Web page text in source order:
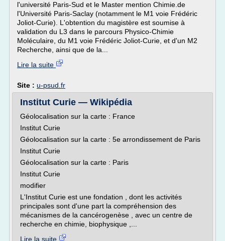
l'université Paris-Sud et le Master mention Chimie.de
l'Université Paris-Saclay (notamment le M1 voie Frédéric
Joliot-Curie). L'obtention du magistère est soumise à
validation du L3 dans le parcours Physico-Chimie
Moléculaire, du M1 voie Frédéric Joliot-Curie, et d'un M2
Recherche, ainsi que de la...
Lire la suite
Site : u-psud.fr
Institut Curie — Wikipédia
Géolocalisation sur la carte : France
Institut Curie
Géolocalisation sur la carte : 5e arrondissement de Paris
Institut Curie
Géolocalisation sur la carte : Paris
Institut Curie
modifier
L'Institut Curie est une fondation , dont les activités
principales sont d'une part la compréhension des
mécanismes de la cancérogenèse , avec un centre de
recherche en chimie, biophysique ,...
Lire la suite